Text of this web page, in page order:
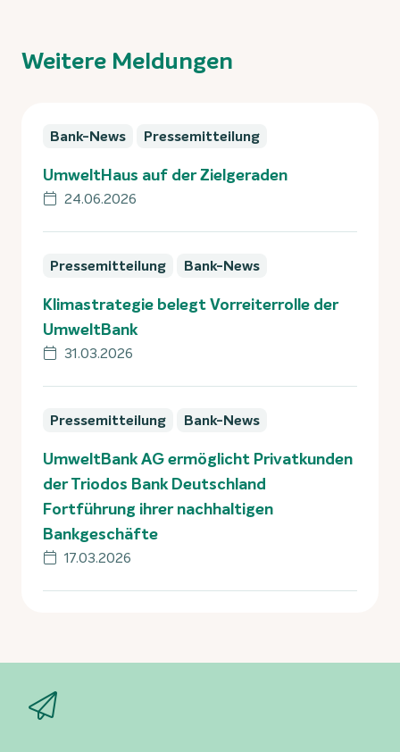
Weitere Meldungen
Bank-News Pressemitteilung
UmweltHaus auf der Zielgeraden
24.06.2026
Pressemitteilung Bank-News
Klimastrategie belegt Vorreiterrolle der
UmweltBank
31.03.2026
Pressemitteilung Bank-News
UmweltBank AG ermöglicht Privatkunden
der Triodos Bank Deutschland
Fortführung ihrer nachhaltigen
Bankgeschäfte
17.03.2026